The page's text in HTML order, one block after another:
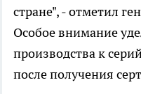
стране", - отметил
Особое внимание
производства к
после получения